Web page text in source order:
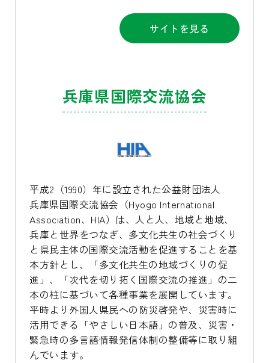
サイトを見る
兵庫県国際交流協会
平成2（1990）年に設立された公益財団法人
兵庫県国際交流協会（Hyogo International
Association、HIA）は、人と人、地域と地域、
兵庫と世界をつなぎ、多文化共生の社会づくり
と県民主体の国際交流活動を促進することを基
本方針とし、「多文化共生の地域づくりの促
進」、「次代を切り拓く国際交流の推進」の二
本の柱に基づいて各種事業を展開しています。
平時より外国人県民への防災啓発や、災害時に
活用できる「やさしい日本語」の普及、災害・
緊急時の多言語情報発信体制の整備等に取り組
んでいます。